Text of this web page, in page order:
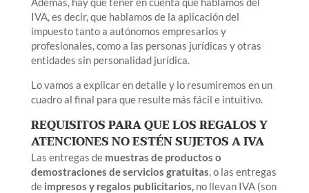
IVA, es decir, que hablamos de la aplicación del
impuesto tanto a autónomos empresarios y
profesionales, como a las personas jurídicas y otras
entidades sin personalidad jurídica.
Lo vamos a explicar en detalle y lo resumiremos en un
cuadro al final para que resulte más fácil e intuitivo.
REQUISITOS PARA QUE LOS REGALOS Y
ATENCIONES NO ESTÉN SUJETOS A IVA
Las entregas de muestras de productos o
demostraciones de servicios gratuitas, o las entregas
de impresos y regalos publicitarios,no llevan IVA (son